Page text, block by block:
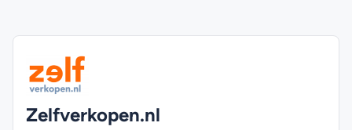
Zelfverkopen.nl